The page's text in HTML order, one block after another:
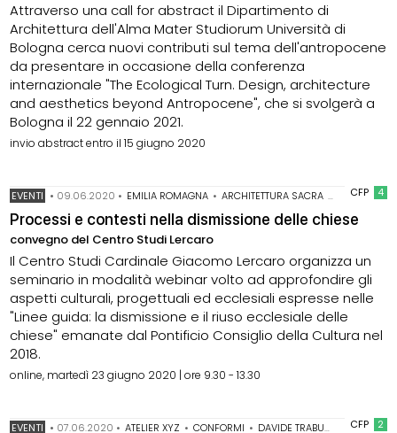
Attraverso una call for abstract il Dipartimento di
Architettura dell'Alma Mater Studiorum Università di
Bologna cerca nuovi contributi sul tema dell'antropocene
da presentare in occasione della conferenza
internazionale "The Ecological Turn. Design, architecture
and aesthetics beyond Antropocene", che si svolgerà a
Bologna il 22 gennaio 2021.
invio abstract entro il 15 giugno 2020
CFP 4
EVENTI • 09.06.2020 • EMILIA ROMAGNA • ARCHITETTURA SACRA •
Processi e contesti nella dismissione delle chiese
convegno del Centro Studi Lercaro
Il Centro Studi Cardinale Giacomo Lercaro organizza un
seminario in modalità webinar volto ad approfondire gli
aspetti culturali, progettuali ed ecclesiali espresse nelle
"Linee guida: la dismissione e il riuso ecclesiale delle
chiese" emanate dal Pontificio Consiglio della Cultura nel
2018.
online, martedì 23 giugno 2020 | ore 9.30 - 13.30
CFP 2
EVENTI • 07.06.2020 • ATELIER XYZ • CONFORMI • DAVIDE TRABUCCO •